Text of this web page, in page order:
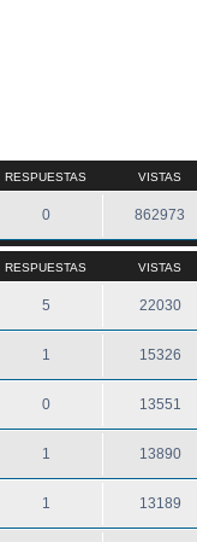
RESPUESTAS VISTAS
0 862973
RESPUESTAS VISTAS
5 22030
1 15326
0 13551
1 13890
1 13189